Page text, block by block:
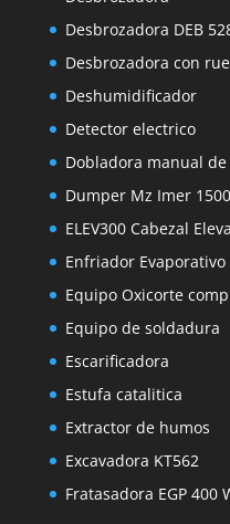
Desbrozadora DEB
Desbrozadora con
Deshumidificador
Detector electrico
Dobladora manual
Dumper Mz Imer
ELEV300 Cabezal
Enfriador Evaporativo
Equipo Oxicorte
Equipo de soldadura
Escarificadora
Estufa catalitica
Extractor de humos
Excavadora KT562
Fratasadora EGP 400